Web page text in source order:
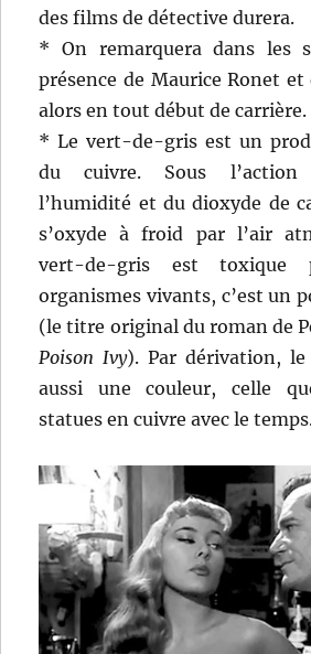
des films de détective durera.
* On remarquera dans les
présence de Maurice Ronet
alors en tout début de carrière.
* Le vert-de-gris est un
du cuivre. Sous l’action
l’humidité et du dioxyde de
s’oxyde à froid par l’air
vert-de-gris est toxique
organismes vivants, c’est un
(le titre original du roman de
Poison Ivy). Par dérivation,
aussi une couleur, celle
statues en cuivre avec le